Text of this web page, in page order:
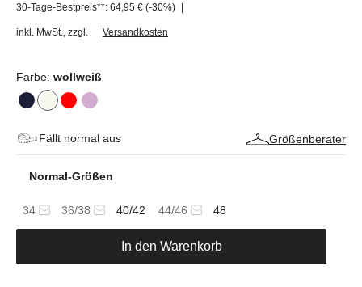
30-Tage-Bestpreis**: 64,95 € (-30%) |
inkl. MwSt. zzgl. Versandkosten
Farbe: wollweiß
Fällt normal aus Größenberater
Normal-Größen
34 36/38 40/42 44/46 48
In den Warenkorb